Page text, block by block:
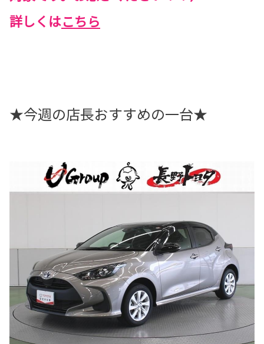
詳しくはこちら
★今週の店長おすすめの一台★